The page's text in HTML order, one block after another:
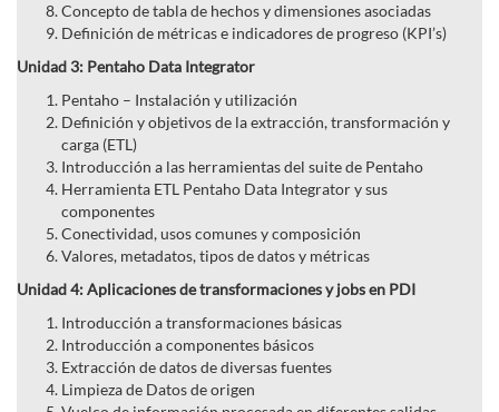
Concepto de tabla de hechos y dimensiones asociadas
Definición de métricas e indicadores de progreso (KPI’s)
Unidad 3: Pentaho Data Integrator
Pentaho – Instalación y utilización
Definición y objetivos de la extracción, transformación y
carga (ETL)
Introducción a las herramientas del suite de Pentaho
Herramienta ETL Pentaho Data Integrator y sus
componentes
Conectividad, usos comunes y composición
Valores, metadatos, tipos de datos y métricas
Unidad 4: Aplicaciones de transformaciones y jobs en PDI
Introducción a transformaciones básicas
Introducción a componentes básicos
Extracción de datos de diversas fuentes
Limpieza de Datos de origen